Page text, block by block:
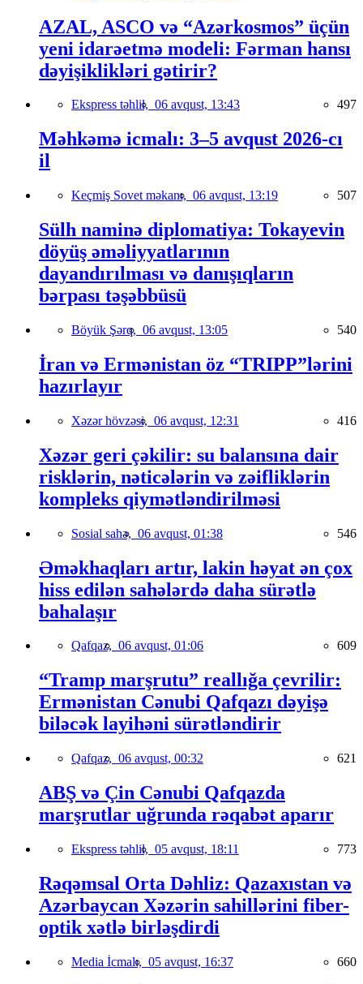
AZAL, ASCO və “Azərkosmos” üçün
yeni idarəetmə modeli: Fərman hansı
dəyişiklikləri gətirir?
Ekspress təhlil, 06 avqust, 13:43 497
Məhkəmə icmalı: 3–5 avqust 2026-cı
il
Keçmiş Sovet məkanı, 06 avqust, 13:19 507
Sülh naminə diplomatiya: Tokayevin
döyüş əməliyyatlarının
dayandırılması və danışıqların
bərpası təşəbbüsü
Böyük Şərq, 06 avqust, 13:05 540
İran və Ermənistan öz “TRIPP”lərini
hazırlayır
Xəzər hövzəsi, 06 avqust, 12:31 416
Xəzər geri çəkilir: su balansına dair
risklərin, nəticələrin və zəifliklərin
kompleks qiymətləndirilməsi
Sosial sahə, 06 avqust, 01:38 546
Əməkhaqları artır, lakin həyat ən çox
hiss edilən sahələrdə daha sürətlə
bahalaşır
Qafqaz, 06 avqust, 01:06 609
“Tramp marşrutu” reallığa çevrilir:
Ermənistan Cənubi Qafqazı dəyişə
biləcək layihəni sürətləndirir
Qafqaz, 06 avqust, 00:32 621
ABŞ və Çin Cənubi Qafqazda
marşrutlar uğrunda rəqabət aparır
Ekspress təhlil, 05 avqust, 18:11 773
Rəqəmsal Orta Dəhliz: Qazaxıstan və
Azərbaycan Xəzərin sahillərini fiber-
optik xətlə birləşdirdi
Media İcmalı, 05 avqust, 16:37 660